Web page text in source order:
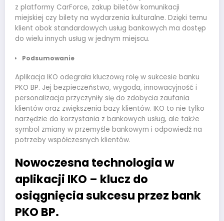
z platformy CarForce, zakup biletów komunikacji
miejskiej czy bilety na wydarzenia kulturalne. Dzięki temu
klient obok standardowych usług bankowych ma dostęp
do wielu innych usług w jednym miejscu.
Podsumowanie
Aplikacja IKO odegrała kluczową rolę w sukcesie banku
PKO BP. Jej bezpieczeństwo, wygoda, innowacyjność i
personalizacja przyczyniły się do zdobycia zaufania
klientów oraz zwiększenia bazy klientów. IKO to nie tylko
narzędzie do korzystania z bankowych usług, ale także
symbol zmiany w przemyśle bankowym i odpowiedź na
potrzeby współczesnych klientów.
Nowoczesna technologia w
aplikacji IKO – klucz do
osiągnięcia sukcesu przez bank
PKO BP.